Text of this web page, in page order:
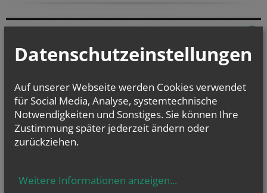
Datenschutzeinstellungen
Auf unserer Webseite werden Cookies verwendet
für Social Media, Analyse, systemtechnische
Notwendigkeiten und Sonstiges. Sie können Ihre
Zustimmung später jederzeit ändern oder
zurückziehen.
Weitere Informationen anzeigen...